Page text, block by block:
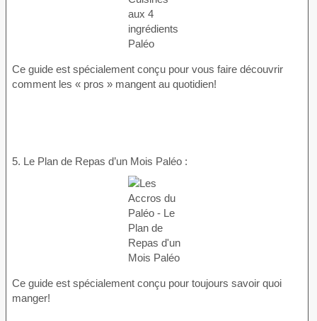
Ce guide est spécialement conçu pour vous faire découvrir
comment les « pros » mangent au quotidien!
5. Le Plan de Repas d’un Mois Paléo :
Ce guide est spécialement conçu pour toujours savoir quoi
manger!